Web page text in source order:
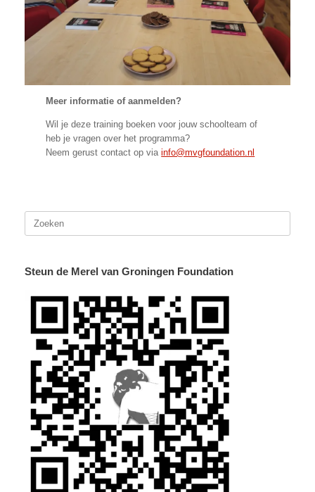
Meer informatie of aanmelden?
Wil je deze training boeken voor jouw schoolteam of
heb je vragen over het programma?
Neem gerust contact op viainfo@mvgfoundation.nl
naar:
Steun de Merel van Groningen Foundation